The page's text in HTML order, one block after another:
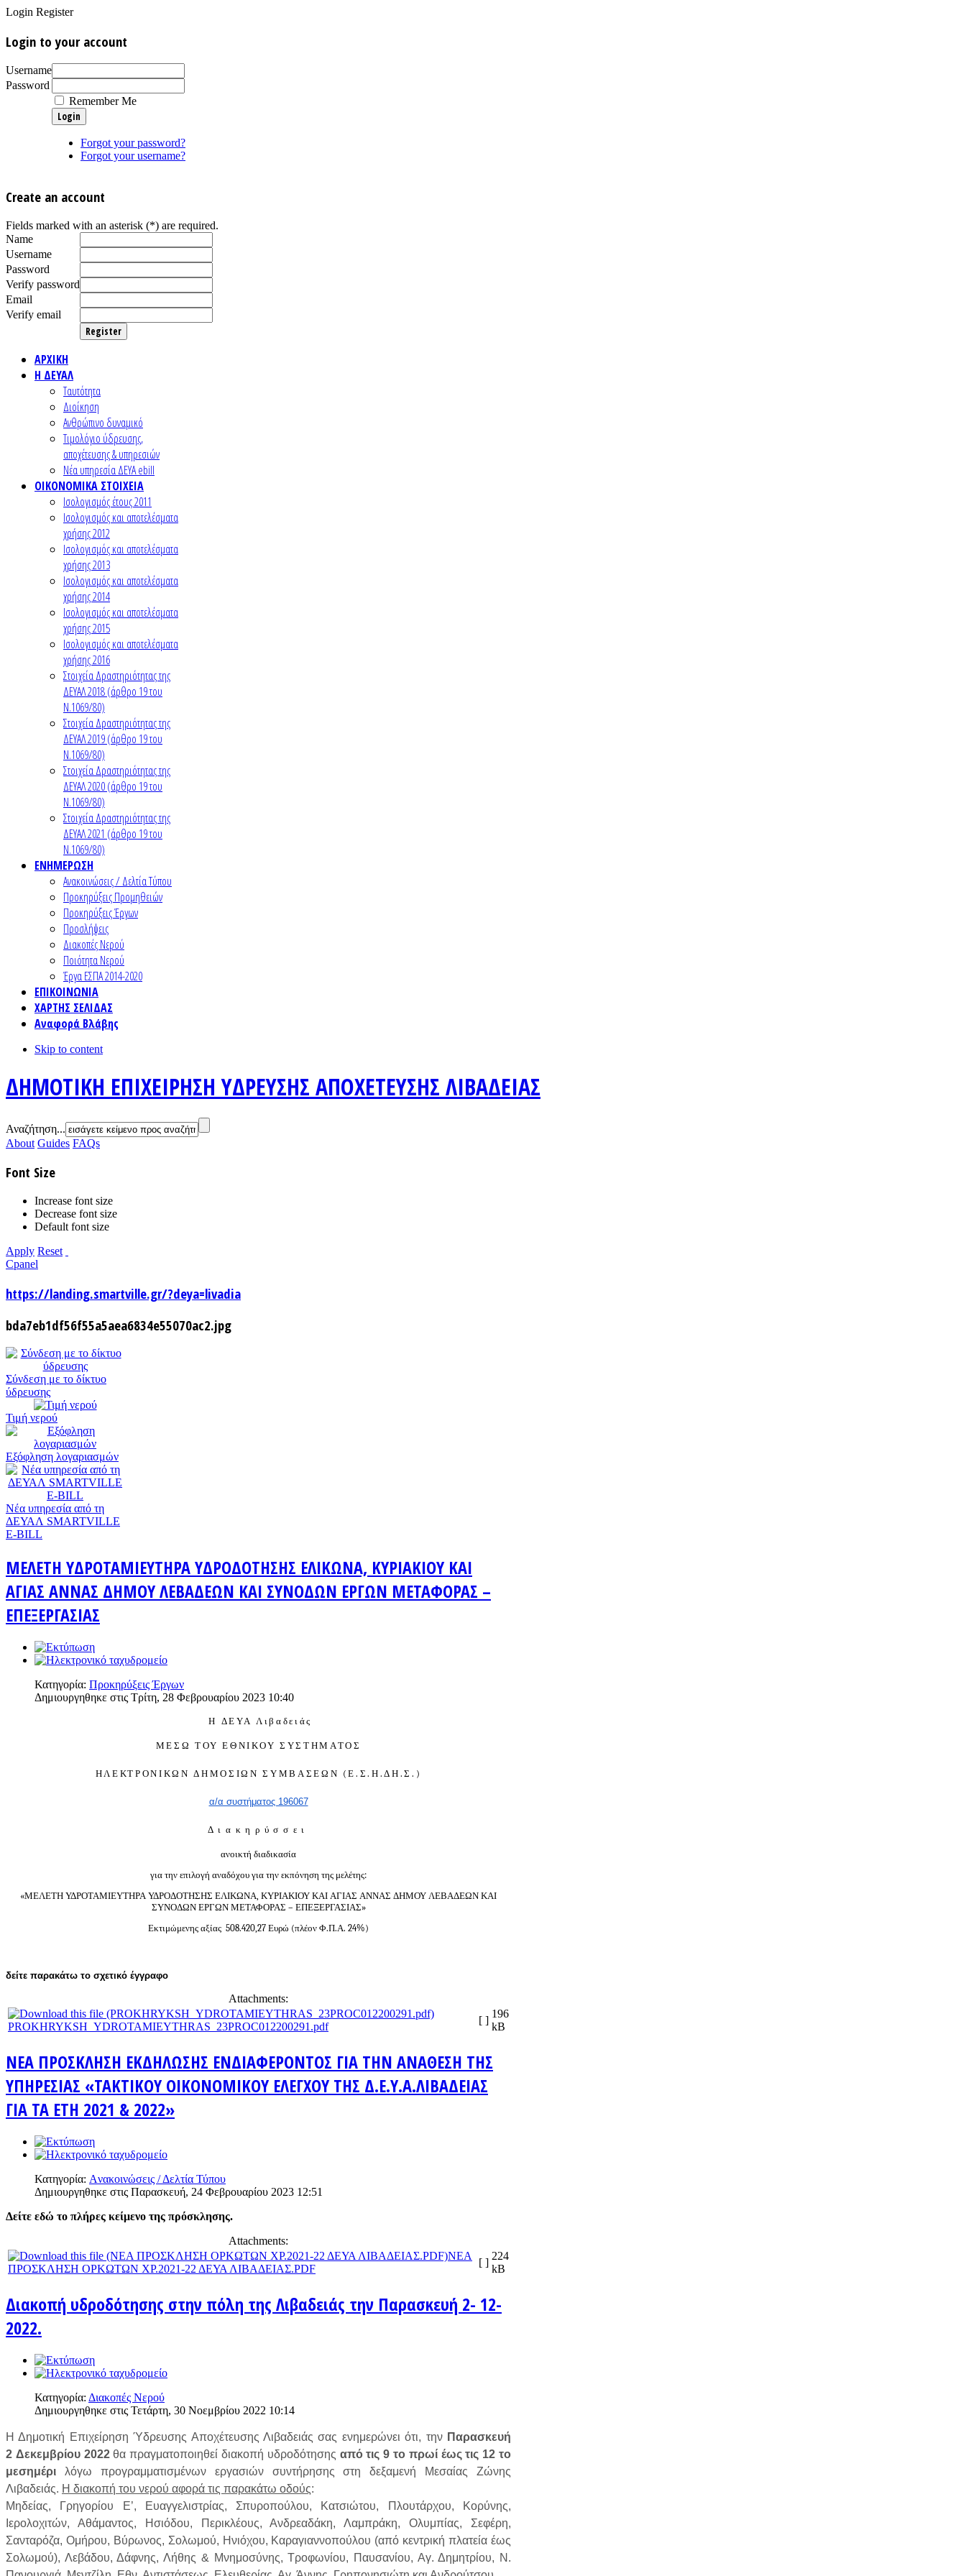
Login Register
Login to your account
Username
Password
Remember Me
Forgot your password?
Forgot your username?
Create an account
Fields marked with an asterisk (*) are required.
Name
Username
Password
Verify password
Email
Verify email
Register
ΑΡΧΙΚΗ
Η ΔΕΥΑΛ
Ταυτότητα
Διοίκηση
Ανθρώπινο δυναμικό
Τιμολόγιο ύδρευσης,
αποχέτευσης & υπηρεσιών
Nέα υπηρεσία ΔΕΥΑ ebill
ΟΙΚΟΝΟΜΙΚΑ ΣΤΟΙΧΕΙΑ
Ισολογισμός έτους 2011
Ισολογισμός και αποτελέσματα
χρήσης 2012
Ισολογισμός και αποτελέσματα
χρήσης 2013
Ισολογισμός και αποτελέσματα
χρήσης 2014
Ισολογισμός και αποτελέσματα
χρήσης 2015
Ισολογισμός και αποτελέσματα
χρήσης 2016
Στοιχεία Δραστηριότητας της
ΔΕΥΑΛ 2018 (άρθρο 19 του
Ν.1069/80)
Στοιχεία Δραστηριότητας της
ΔΕΥΑΛ 2019 (άρθρο 19 του
Ν.1069/80)
Στοιχεία Δραστηριότητας της
ΔΕΥΑΛ 2020 (άρθρο 19 του
Ν.1069/80)
Στοιχεία Δραστηριότητας της
ΔΕΥΑΛ 2021 (άρθρο 19 του
Ν.1069/80)
ΕΝΗΜΕΡΩΣΗ
Ανακοινώσεις / Δελτία Τύπου
Προκηρύξεις Προμηθειών
Προκηρύξεις Έργων
Προσλήψεις
Διακοπές Νερού
Ποιότητα Νερού
Έργα ΕΣΠΑ 2014-2020
ΕΠΙΚΟΙΝΩΝΙΑ
ΧΑΡΤΗΣ ΣΕΛΙΔΑΣ
Αναφορά Βλάβης
Skip to content
ΔΗΜΟΤΙΚΗ ΕΠΙΧΕΙΡΗΣΗ ΥΔΡΕΥΣΗΣ ΑΠΟΧΕΤΕΥΣΗΣ ΛΙΒΑΔΕΙΑΣ
Αναζήτηση...
About Guides FAQs
Font Size
Increase font size
Decrease font size
Default font size
Apply Reset
Cpanel
https://landing.smartville.gr/?deya=livadia
bda7eb1df56f55a5aea6834e55070ac2.jpg
Σύνδεση με το δίκτυο
ύδρευσης
Τιμή νερού
Εξόφληση λογαριασμών
Nέα υπηρεσία από τη
ΔΕΥΑΛ SMARTVILLE
E-BILL
ΜΕΛΕΤΗ ΥΔΡΟΤΑΜΙΕΥΤΗΡΑ ΥΔΡΟΔΟΤΗΣΗΣ ΕΛΙΚΩΝΑ, ΚΥΡΙΑΚΙΟΥ ΚΑΙ
ΑΓΙΑΣ ΑΝΝΑΣ ΔΗΜΟΥ ΛΕΒΑΔΕΩΝ ΚΑΙ ΣΥΝΟΔΩΝ ΕΡΓΩΝ ΜΕΤΑΦΟΡΑΣ –
ΕΠΕΞΕΡΓΑΣΙΑΣ
Κατηγορία: Προκηρύξεις Έργων
Δημιουργηθηκε στις Τρίτη, 28 Φεβρουαρίου 2023 10:40
Η ΔΕΥΑ Λιβαδειάς
ΜΕΣΩ ΤΟΥ ΕΘΝΙΚΟΥ ΣΥΣΤΗΜΑΤΟΣ
ΗΛΕΚΤΡΟΝΙΚΩΝ ΔΗΜΟΣΙΩΝ ΣΥΜΒΑΣΕΩΝ (Ε.Σ.Η.ΔΗ.Σ.)
α/α συστήματος 196067
Διακηρύσσει
ανοικτή διαδικασία
για την επιλογή αναδόχου για την εκπόνηση της μελέτης:
«ΜΕΛΕΤΗ ΥΔΡΟΤΑΜΙΕΥΤΗΡΑ ΥΔΡΟΔΟΤΗΣΗΣ ΕΛΙΚΩΝΑ, ΚΥΡΙΑΚΙΟΥ ΚΑΙ ΑΓΙΑΣ ΑΝΝΑΣ ΔΗΜΟΥ ΛΕΒΑΔΕΩΝ ΚΑΙ
ΣΥΝΟΔΩΝ ΕΡΓΩΝ ΜΕΤΑΦΟΡΑΣ – ΕΠΕΞΕΡΓΑΣΙΑΣ»
Εκτιμώμενης αξίας 508.420,27 Ευρώ (πλέον Φ.Π.Α. 24%)
δείτε παρακάτω το σχετικό έγγραφο
Attachments:
PROKHRYKSH_YDROTAMIEYTHRAS_23PROC012200291.pdf
[ ]
196
kB
NEA ΠΡΟΣΚΛΗΣΗ ΕΚΔΗΛΩΣΗΣ ΕΝΔΙΑΦΕΡΟΝΤΟΣ ΓΙΑ ΤΗΝ ΑΝΑΘΕΣΗ ΤΗΣ
ΥΠΗΡΕΣΙΑΣ «ΤΑΚΤΙΚΟΥ ΟΙΚΟΝΟΜΙΚΟΥ ΕΛΕΓΧΟΥ ΤΗΣ Δ.Ε.Υ.Α.ΛΙΒΑΔΕΙΑΣ
ΓΙΑ ΤΑ ΕΤΗ 2021 & 2022»
Κατηγορία: Aνακοινώσεις / Δελτία Τύπου
Δημιουργηθηκε στις Παρασκευή, 24 Φεβρουαρίου 2023 12:51
Δείτε εδώ το πλήρες κείμενο της πρόσκλησης.
Attachments:
ΝΕΑ
ΠΡΟΣΚΛΗΣΗ ΟΡΚΩΤΩΝ ΧΡ.2021-22 ΔΕΥΑ ΛΙΒΑΔΕΙΑΣ.PDF
[ ]
224
kB
Διακοπή υδροδότησης στην πόλη της Λιβαδειάς την Παρασκευή 2- 12-
2022.
Κατηγορία: Διακοπές Νερού
Δημιουργηθηκε στις Τετάρτη, 30 Νοεμβρίου 2022 10:14
Η Δημοτική Επιχείρηση Ύδρευσης Αποχέτευσης Λιβαδειάς σας ενημερώνει ότι, την Παρασκευή
2 Δεκεμβρίου 2022θα πραγματοποιηθεί διακοπή υδροδότησης από τις 9 το πρωί έως τις 12 το
μεσημέρι λόγω προγραμματισμένων εργασιών συντήρησης στη δεξαμενή Μεσαίας Ζώνης
Λιβαδειάς. Η διακοπή του νερού αφορά τις παρακάτω οδούς:
Μηδείας, Γρηγορίου Ε’, Ευαγγελιστρίας, Σπυροπούλου, Κατσιώτου, Πλουτάρχου, Κορύνης,
Ιερολοχιτών, Αθάμαντος, Ησιόδου, Περικλέους, Ανδρεαδάκη, Λαμπράκη, Ολυμπίας, Σεφέρη,
Σανταρόζα, Ομήρου, Βύρωνος, Σολωμού, Ηνιόχου, Καραγιαννοπούλου (από κεντρική πλατεία έως
Σολωμού), Λεβάδου, Δάφνης, Λήθης & Μνημοσύνης, Τροφωνίου, Παυσανίου, Αγ. Δημητρίου, Ν.